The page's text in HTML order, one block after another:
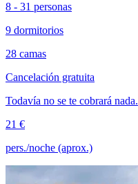
8 - 31 personas
9 dormitorios
28 camas
Cancelación gratuita
Todavía no se te cobrará nada.
21 €
pers./noche (aprox.)